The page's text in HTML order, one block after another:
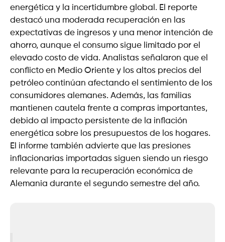
energética y la incertidumbre global. El reporte
destacó una moderada recuperación en las
expectativas de ingresos y una menor intención de
ahorro, aunque el consumo sigue limitado por el
elevado costo de vida. Analistas señalaron que el
conflicto en Medio Oriente y los altos precios del
petróleo continúan afectando el sentimiento de los
consumidores alemanes. Además, las familias
mantienen cautela frente a compras importantes,
debido al impacto persistente de la inflación
energética sobre los presupuestos de los hogares.
El informe también advierte que las presiones
inflacionarias importadas siguen siendo un riesgo
relevante para la recuperación económica de
Alemania durante el segundo semestre del año.